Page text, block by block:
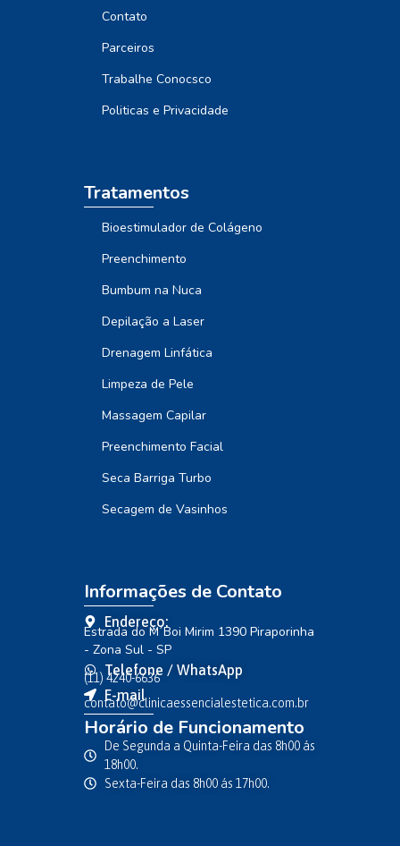
Contato
Parceiros
Trabalhe Conocsco
Politicas e Privacidade
Tratamentos
Bioestimulador de Colágeno
Preenchimento
Bumbum na Nuca
Depilação a Laser
Drenagem Linfática
Limpeza de Pele
Massagem Capilar
Preenchimento Facial
Seca Barriga Turbo
Secagem de Vasinhos
Informações de Contato
Endereço:
Estrada do M´Boi Mirim 1390 Piraporinha
- Zona Sul - SP
Telefone / WhatsApp
(11) 4240-6636
E-mail
contato@clinicaessencialestetica.com.br
Horário de Funcionamento
De Segunda a Quinta-Feira das 8h00 ás
18h00.
Sexta-Feira das 8h00 ás 17h00.